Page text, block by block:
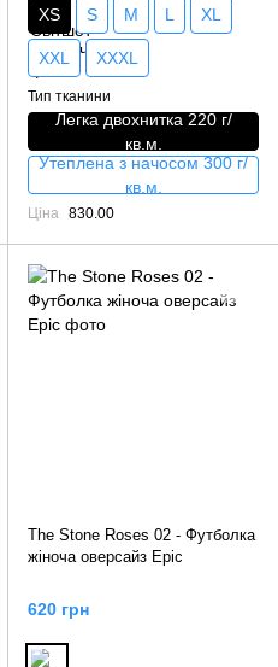
XS S M L XL
XXL XXXL
Тип тканини
Легка двохнитка 220 г/
кв.м.
Утеплена з начосом 300 г/
кв.м.
Ціна 830.00
The Stone Roses 02 - Футболка
жіноча оверсайз Epic
620 грн